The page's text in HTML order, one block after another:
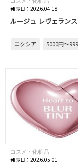
発売日：2026.04.18
ルージュ レヴェランス
エクシア 5000円～
コスメ・化粧品
発売日：2026.05.01